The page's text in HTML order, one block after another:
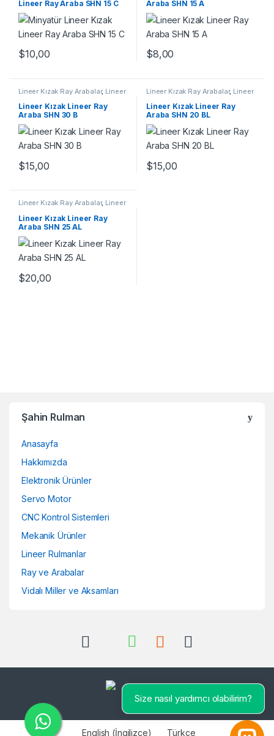
Lineer Ray Araba SHN 15 C
$10,00
Araba SHN 15 A
$8,00
Lineer Kızak Ray Arabalar, Lineer
Ray Araba SHN B Serisi Mekanik
Ürünler
Lineer Kızak Lineer Ray
Araba SHN 30 B
$15,00
Lineer Kızak Ray Arabalar, Lineer
Ray Araba SHN BL Serisi
Mekanik Ürünler
Lineer Kızak Lineer Ray
Araba SHN 20 BL
$15,00
Lineer Kızak Ray Arabalar, Lineer
Mekanik Ürünler
Lineer Kızak Lineer Ray
Araba SHN 25 AL
$20,00
Şahin Rulman
Anasayfa
Hakkımızda
Elektronik Ürünler
Servo Motor
CNC Kontrol Sistemleri
Mekanik Ürünler
Lineer Rulmanlar
Ray ve Arabalar
Vidalı Miller ve Aksamları
English (İngilizce) Türkçe
Size nasıl yardımcı olabilirim?